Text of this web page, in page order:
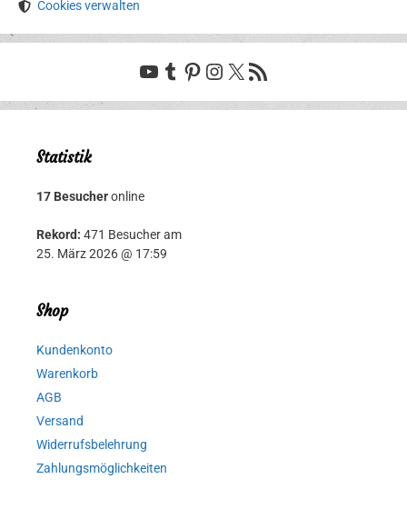
Cookies verwalten
YouTube
Tumblr
Pinterest
Instagram
X RSS-Feed
Statistik
17 Besucheronline
Rekord: 471 Besucher am
25. März 2026 @ 17:59
Shop
Kundenkonto
Warenkorb
AGB
Versand
Widerrufsbelehrung
Zahlungsmöglichkeiten